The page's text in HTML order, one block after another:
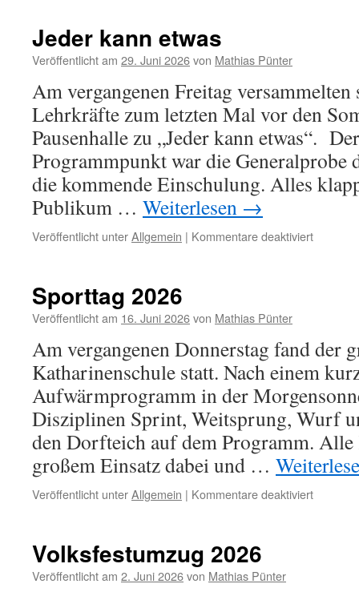
Jeder kann etwas
Veröffentlicht am 29. Juni 2026von Mathias Pünter
Am vergangenen Freitag
Lehrkräfte zum letzten Mal vor den
Pausenhalle zu „Jeder kann etwas“.
Programmpunkt war die Generalprobe
die kommende Einschulung. Alles
Publikum … Weiterlesen →
Veröffentlicht unterAllgemein | Kommentare deaktiviertfür
Sporttag 2026
Veröffentlicht am 16. Juni 2026von Mathias Pünter
Am vergangenen Donnerstag fand der
Katharinenschule statt. Nach einem
Aufwärmprogramm in der
Disziplinen Sprint, Weitsprung, Wurf
den Dorfteich auf dem Programm.
großem Einsatz dabei und …
Veröffentlicht unterAllgemein | Kommentare deaktiviertfür
Volksfestumzug 2026
Veröffentlicht am 2. Juni 2026von Mathias Pünter